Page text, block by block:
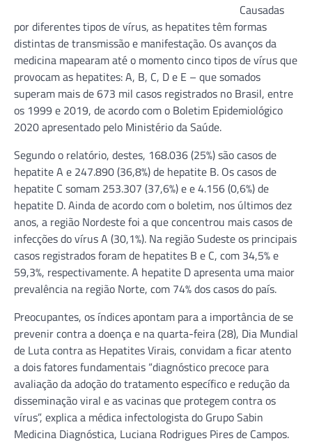
Causadas
por diferentes tipos de vírus, as hepatites têm formas
distintas de transmissão e manifestação. Os avanços da
medicina mapearam até o momento cinco tipos de vírus que
provocam as hepatites: A, B, C, D e E – que somados
superam mais de 673 mil casos registrados no Brasil, entre
os 1999 e 2019, de acordo com o Boletim Epidemiológico
2020 apresentado pelo Ministério da Saúde.
Segundo o relatório, destes, 168.036 (25%) são casos de
hepatite A e 247.890 (36,8%) de hepatite B. Os casos de
hepatite C somam 253.307 (37,6%) e e 4.156 (0,6%) de
hepatite D. Ainda de acordo com o boletim, nos últimos dez
anos, a região Nordeste foi a que concentrou mais casos de
infecções do vírus A (30,1%). Na região Sudeste os principais
casos registrados foram de hepatites B e C, com 34,5% e
59,3%, respectivamente. A hepatite D apresenta uma maior
prevalência na região Norte, com 74% dos casos do país.
Preocupantes, os índices apontam para a importância de se
prevenir contra a doença e na quarta-feira (28), Dia Mundial
de Luta contra as Hepatites Virais, convidam a ficar atento
a dois fatores fundamentais “diagnóstico precoce para
avaliação da adoção do tratamento específico e redução da
disseminação viral e as vacinas que protegem contra os
vírus”, explica a médica infectologista do Grupo Sabin
Medicina Diagnóstica, Luciana Rodrigues Pires de Campos.